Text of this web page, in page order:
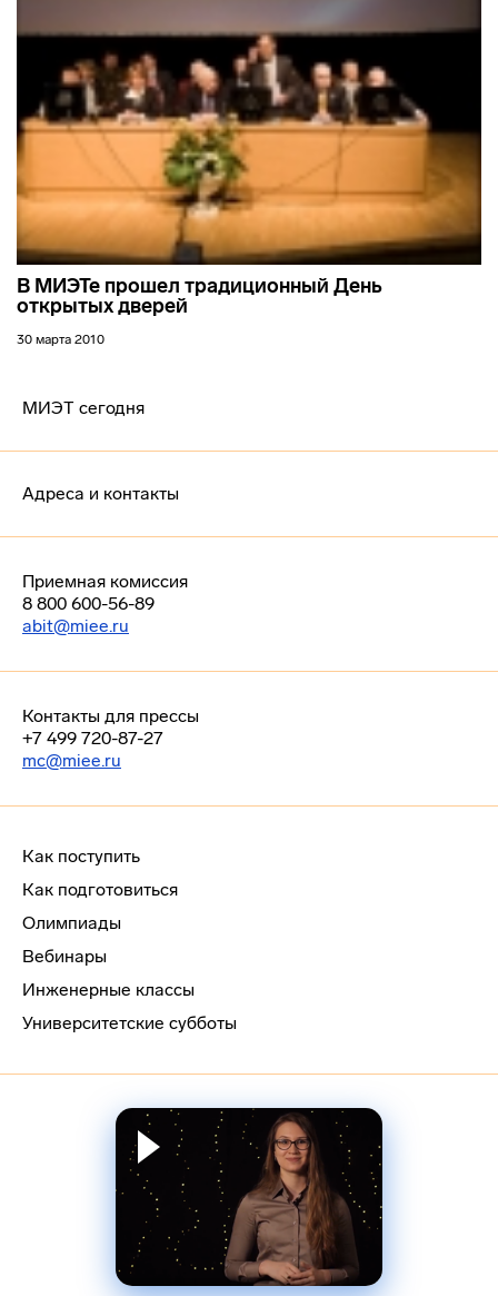
В МИЭТе прошел традиционный День
открытых дверей
30 марта 2010
МИЭТ сегодня
Адреса и контакты
Приемная комиссия
8 800 600-56-89
abit@miee.ru
Контакты для прессы
+7 499 720-87-27
mc@miee.ru
Как поступить
Как подготовиться
Олимпиады
Вебинары
Инженерные классы
Университетские субботы